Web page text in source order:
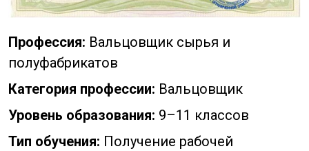
Профессия: Вальцовщик сырья и
полуфабрикатов
Категория профессии: Вальцовщик
Уровень образования: 9–11 классов
Тип обучения: Получение рабочей